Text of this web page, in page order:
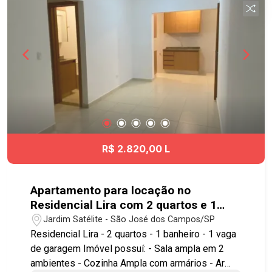
Oeste e Sul de São José dos Campos. Agende já
sua visita! #imobiliaria #geraçãoimóveis
#comerciallocação #comerciallocaçãoSJC
#JardimAlvorada
R$ 2.820,00 L
Apartamento para locação no
Residencial Lira com 2 quartos e 1
vaga de garagem - 52m² - Jardim
Satélite - SJC
Jardim Satélite - São José dos Campos/SP
Residencial Lira - 2 quartos - 1 banheiro - 1 vaga
de garagem Imóvel possuí: - Sala ampla em 2
ambientes - Cozinha Ampla com armários - Ar